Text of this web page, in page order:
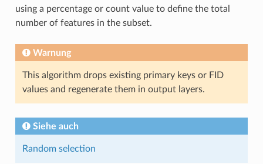
using a percentage or count value to define the total
number of features in the subset.
Warnung
This algorithm drops existing primary keys or FID
values and regenerate them in output layers.
Siehe auch
Random selection